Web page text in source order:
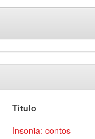
Título
Insonia: contos